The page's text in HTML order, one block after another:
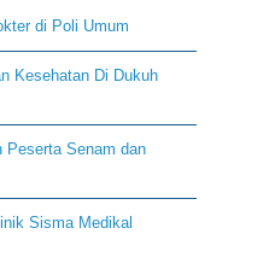
di Poli Umum
Kesehatan Di Dukuh
Peserta Senam dan
Sisma Medikal